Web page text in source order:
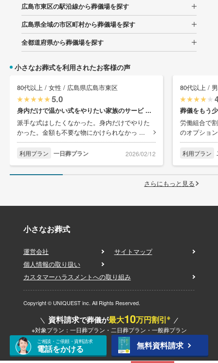
広島市東区の駅沿線から葬儀場を探す
広島県全域の市区町村から葬儀場を探す
全都道府県から葬儀場を探す
小さなお葬式を利用されたお客様の声
80代以上 / 女性 / 広島県広島市東区
5.0
身内だけで温かい式をやりたい家族のサービ ...
派手な式はしたくなかった。身内だけでやりた
かった。金額も不要な物にかけられなかっ ...
利用プラン 一日葬プラン 2026/02/12
80代以上 /
葬儀をもう
労働組合で
のオプショ
利用プラン
さらにもっと見る
小さなお葬式
運営会社
サイトマップ
個人情報の取り扱い
カスタマーハラスメントへの取り組み
Copyright © UNIQUEST inc. All Rights Reserved.
資料請求で葬儀が最大10万円割引※
※対象プラン：一日葬プラン・二日葬プラン・一般葬プラン
ご相談・ご依頼・資料請求
電話をかける 無料資料請求